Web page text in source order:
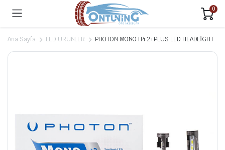
0
Ana Sayfa LED ÜRÜNLER PHOTON MONO H4 2+PLUS LED HEADLİGHT